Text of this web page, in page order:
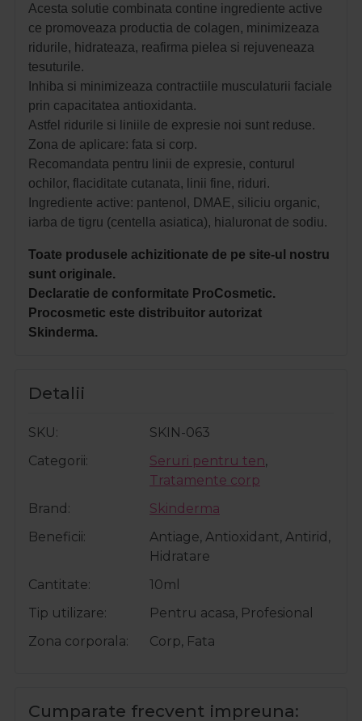
Acesta solutie combinata contine ingrediente active
ce promoveaza productia de colagen, minimizeaza
ridurile, hidrateaza, reafirma pielea si rejuveneaza
tesuturile.
Inhiba si minimizeaza contractiile musculaturii faciale
prin capacitatea antioxidanta.
Astfel ridurile si liniile de expresie noi sunt reduse.
Zona de aplicare: fata si corp.
Recomandata pentru linii de expresie, conturul
ochilor, flaciditate cutanata, linii fine, riduri.
Ingrediente active: pantenol, DMAE, siliciu organic,
iarba de tigru (centella asiatica), hialuronat de sodiu.
Toate produsele achizitionate de pe site-ul nostru
sunt originale.
Declaratie de conformitate ProCosmetic.
Procosmetic este distribuitor autorizat
Skinderma.
Detalii
SKU
SKIN-063
Categorii
Seruri pentru ten,
Tratamente corp
Brand
Skinderma
Beneficii
Antiage, Antioxidant, Antirid,
Hidratare
Cantitate
10ml
Tip utilizare
Pentru acasa, Profesional
Zona corporala
Corp, Fata
Cumparate frecvent impreuna: